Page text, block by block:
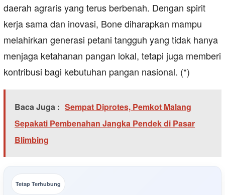
daerah agraris yang terus berbenah. Dengan spirit
kerja sama dan inovasi, Bone diharapkan mampu
melahirkan generasi petani tangguh yang tidak hanya
menjaga ketahanan pangan lokal, tetapi juga memberi
kontribusi bagi kebutuhan pangan nasional. (*)
Baca Juga : Sempat Diprotes, Pemkot Malang
Sepakati Pembenahan Jangka Pendek di Pasar
Blimbing
Tetap Terhubung